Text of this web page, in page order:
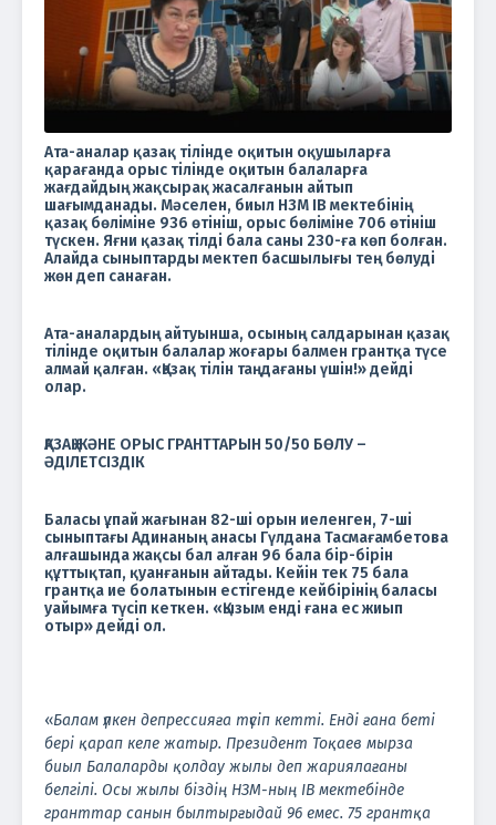
Ата-аналар қазақ тілінде оқитын оқушыларға
қарағанда орыс тілінде оқитын балаларға
жағдайдың жақсырақ жасалғанын айтып
шағымданады. Мәселен, биыл НЗМ IB мектебінің
қазақ бөліміне 936 өтініш, орыс бөліміне 706 өтініш
түскен. Яғни қазақ тілді бала саны 230-ға көп болған.
Алайда сыныптарды мектеп басшылығы тең бөлуді
жөн деп санаған.
Ата-аналардың айтуынша, осының салдарынан қазақ
тілінде оқитын балалар жоғары балмен грантқа түсе
алмай қалған. «Қазақ тілін таңдағаны үшін!» дейді
олар.
ҚАЗАҚ ЖӘНЕ ОРЫС ГРАНТТАРЫН 50/50 БӨЛУ –
ӘДІЛЕТСІЗДІК
Баласы ұпай жағынан 82-ші орын иеленген, 7-ші
сыныптағы Адинаның анасы Гүлдана Тасмағамбетова
алғашында жақсы бал алған 96 бала бір-бірін
құттықтап, қуанғанын айтады. Кейін тек 75 бала
грантқа ие болатынын естігенде кейбірінің баласы
уайымға түсіп кеткен. «Қызым енді ғана ес жиып
отыр» дейді ол.
«Балам үлкен депрессияға түсіп кетті. Енді ғана беті
бері қарап келе жатыр. Президент Тоқаев мырза
биыл Балаларды қолдау жылы деп жариялағаны
белгілі. Осы жылы біздің НЗМ-ның ІВ мектебінде
гранттар санын былтырғыдай 96 емес. 75 грантқа